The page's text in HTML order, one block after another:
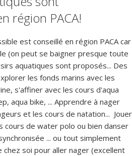
région PACA!
est conseillé en région PACA car
(on peut se baigner presque toute
aquatiques sont proposés... Des
les fonds marins avec les
s'affiner avec les cours d'aqua
aqua bike, ... Apprendre à nager
et les cours de natation... Jouer
cours de water polo ou bien danser
... ou tout simplement
soi pour aller nager (excellent